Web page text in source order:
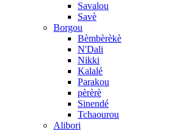
Savalou
Savè
Borgou
Bèmbèrèkè
N'Dali
Nikki
Kalalé
Parakou
pèrèrè
Sinendé
Tchaourou
Alibori